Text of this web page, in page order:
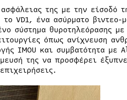
της με την είσοδό
VD1, ένα ασύρματο βιντεο-
σύστημα θυροτηλεόρασης
όπως ανίχνευση
IMOU και συμβατότητα
της να προσφέρει